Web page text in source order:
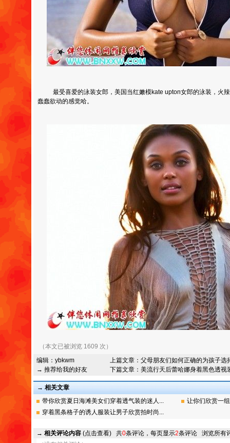
最受喜爱的泳装女郎，美国当红嫩模kate upton女郎的泳装，火辣
蠢蠢欲动的感觉哈。
（本文已被浏览 1609 次）
编辑： ybkwm
→ 推荐给我的好友
上篇文章： 父母朋友们如何正确的为孩子选
下篇文章： 美流行天后蕾哈娜身着黑色透视
→ 相关文章
带你欣赏夏日海滩美女们穿着透气装的迷人...
让你们欣赏一
穿着黑条格子的诱人服装让男子欣赏拍时尚...
→ 相关评论内容 (点击查看) 共0条评论，每页显示2条评论 浏览所有